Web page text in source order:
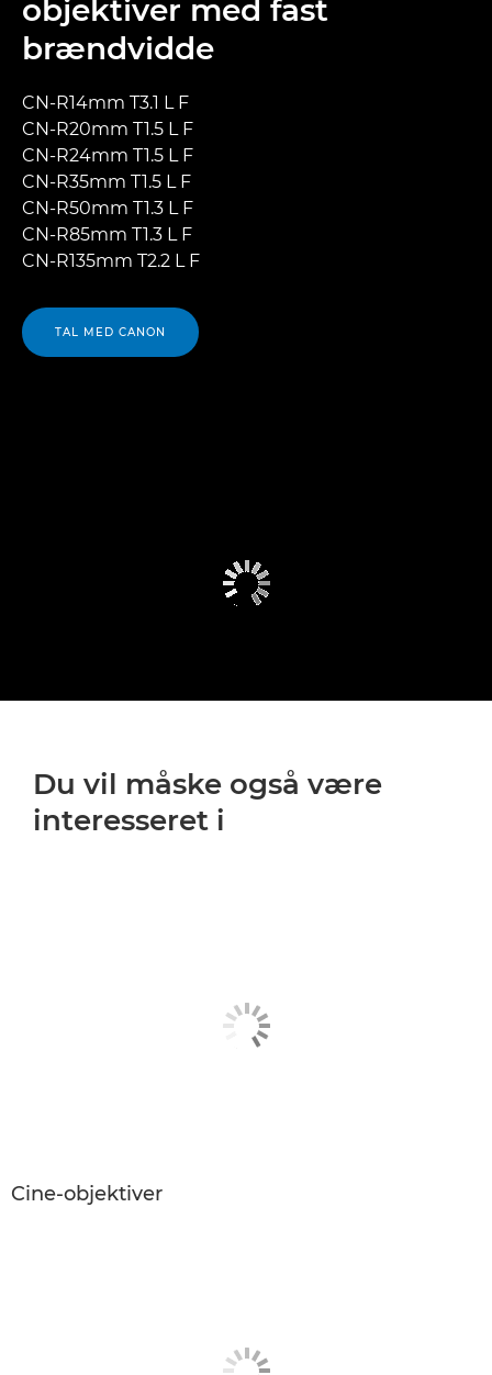
objektiver med fast
brændvidde
CN-R14mm T3.1 L F
CN-R20mm T1.5 L F
CN-R24mm T1.5 L F
CN-R35mm T1.5 L F
CN-R50mm T1.3 L F
CN-R85mm T1.3 L F
CN-R135mm T2.2 L F
TAL MED CANON
Du vil måske også være
interesseret i
Cine-objektiver